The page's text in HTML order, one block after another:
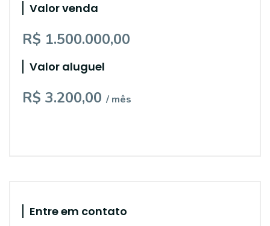
Valor venda
R$ 1.500.000,00
Valor aluguel
R$ 3.200,00 / mês
Entre em contato